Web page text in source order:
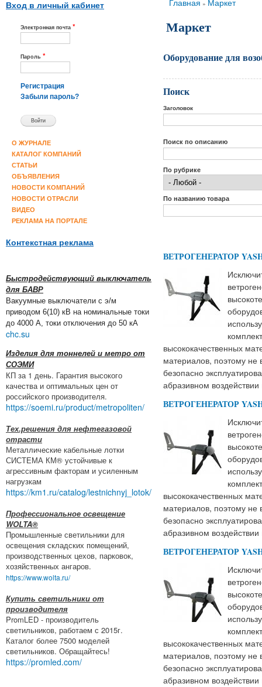
Вход в личный кабинет
Электронная почта *
Пароль *
Регистрация
Забыли пароль?
О ЖУРНАЛЕ
КАТАЛОГ КОМПАНИЙ
СТАТЬИ
ОБЪЯВЛЕНИЯ
НОВОСТИ КОМПАНИЙ
НОВОСТИ ОТРАСЛИ
ВИДЕО
РЕКЛАМА НА ПОРТАЛЕ
Контекстная реклама
Быстродействующий выключатель
для БАВР
Вакуумные выключатели с э/м
приводом 6(10) кВ на номинальные токи
до 4000 А, токи отключения до 50 кА
chc.su
Изделия для тоннелей и метро от
СОЭМИ
КП за 1 день. Гарантия высокого
качества и оптимальных цен от
российского производителя.
https://soemi.ru/product/metropoliten/
Тех.решения для нефтегазовой
отрасти
Металлические кабельные лотки
СИСТЕМА КМ® устойчивые к
агрессивным факторам и усиленным
нагрузкам
https://km1.ru/catalog/lestnichnyj_lotok/
Профессиональное освещение
WOLTA®
Промышленные светильники для
освещения складских помещений,
производственных цехов, парковок,
хозяйственных ангаров.
https://www.wolta.ru/
Купить светильники от
производителя
PromLED - производитель
светильников, работаем с 2015г.
Каталог более 7500 моделей
светильников. Обращайтесь!
https://promled.com/
Вы здесь
Главная » Маркет
Маркет
Оборудование для
Поиск
Заголовок
Поиск по описанию
По рубрике
По названию товара
ВЕТРОГЕНЕРАТОР
высококачественных
материалов, поэтому не
безопасно
абразивном
ВЕТРОГЕНЕРАТОР
высококачественных
материалов, поэтому не
безопасно
абразивном
ВЕТРОГЕНЕРАТОР
высококачественных
материалов, поэтому не
безопасно
абразивном